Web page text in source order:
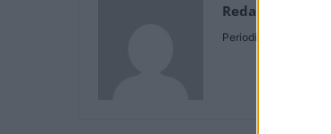
Redaccio
Periodistes